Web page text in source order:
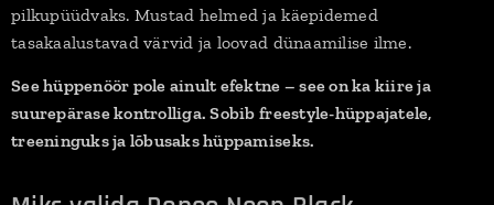
pilkupüüdvaks. Mustad helmed ja käepidemed
tasakaalustavad värvid ja loovad dünaamilise ilme.
See hüppenöör pole ainult efektne – see on ka kiire ja
suurepärase kontrolliga. Sobib freestyle-hüppajatele,
treeninguks ja lõbusaks hüppamiseks.